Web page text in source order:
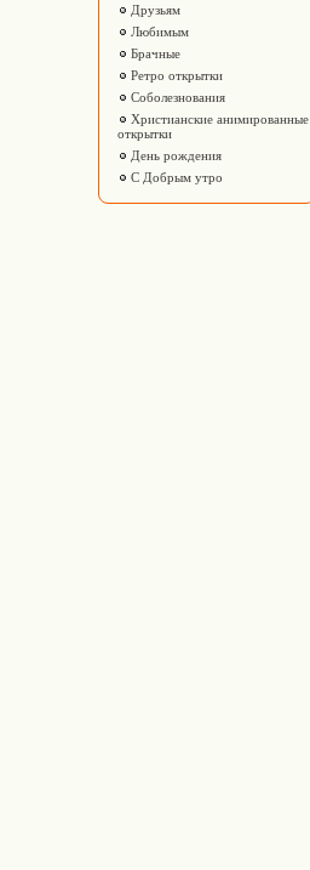
Друзьям
Любимым
Брачные
Ретро открытки
Соболезнования
Христианские анимированные
открытки
День рождения
С Добрым утро